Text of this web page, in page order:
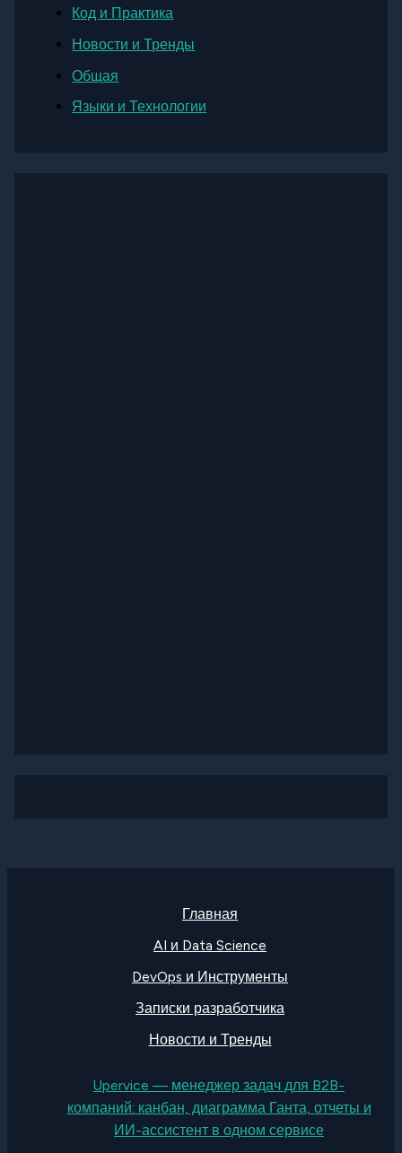
Код и Практика
Новости и Тренды
Общая
Языки и Технологии
Главная
AI и Data Science
DevOps и Инструменты
Записки разработчика
Новости и Тренды
Upervice — менеджер задач для B2B-
компаний: канбан, диаграмма Ганта, отчеты и
ИИ-ассистент в одном сервисе